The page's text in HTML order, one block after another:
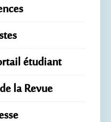
étudiant
la Revue